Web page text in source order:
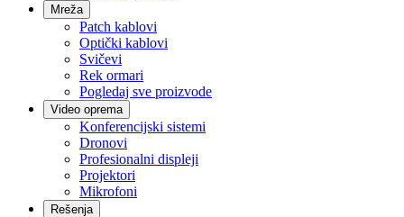
Mreža
Patch kablovi
Optički kablovi
Svičevi
Rek ormari
Pogledaj sve proizvode
Video oprema
Konferencijski sistemi
Dronovi
Profesionalni displeji
Projektori
Mikrofoni
Rešenja